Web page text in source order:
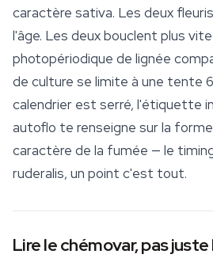
caractère sativa. Les deux
l'âge. Les deux bouclent plus
photopériodique de lignée
de culture se limite à une tente
calendrier est serré, l'étiquette
autoflo te renseigne sur la
caractère de la fumée — le
ruderalis, un point c'est tout.
Lire le chémovar, pas